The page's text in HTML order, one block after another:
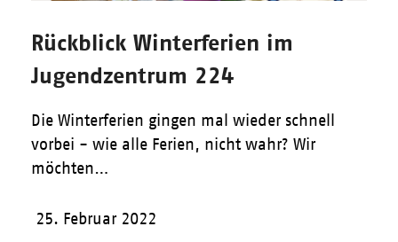
Rückblick Winterferien im
Jugendzentrum 224
Die Winterferien gingen mal wieder schnell
vorbei - wie alle Ferien, nicht wahr? Wir
möchten…
25. Februar 2022